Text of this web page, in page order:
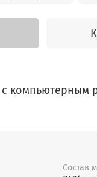
компьютерным
Состав